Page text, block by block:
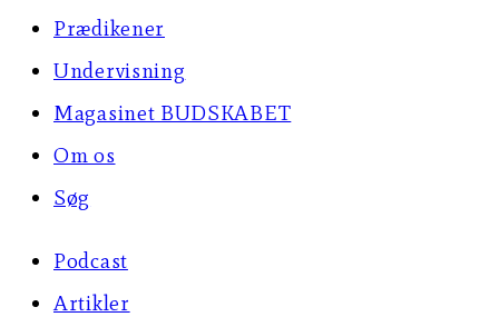
Prædikener
Undervisning
Magasinet BUDSKABET
Om os
Søg
Podcast
Artikler